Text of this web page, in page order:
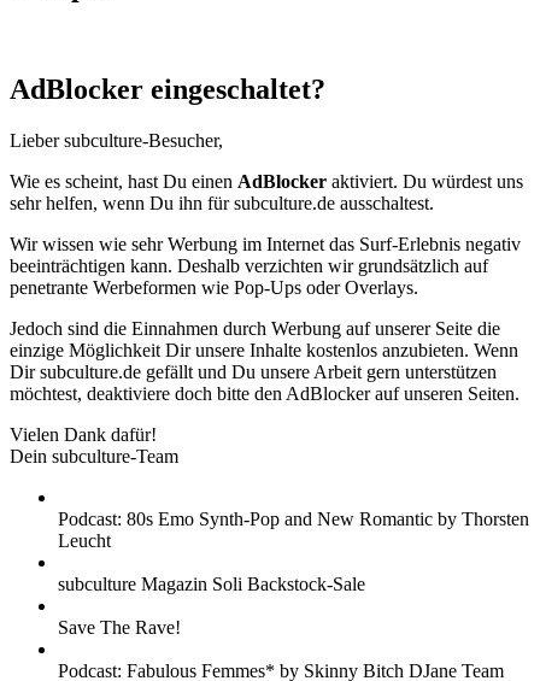
AdBlocker eingeschaltet?
Lieber subculture-Besucher,
Wie es scheint, hast Du einen AdBlocker aktiviert. Du würdest uns
sehr helfen, wenn Du ihn für subculture.de ausschaltest.
Wir wissen wie sehr Werbung im Internet das Surf-Erlebnis negativ
beeinträchtigen kann. Deshalb verzichten wir grundsätzlich auf
penetrante Werbeformen wie Pop-Ups oder Overlays.
Jedoch sind die Einnahmen durch Werbung auf unserer Seite die
einzige Möglichkeit Dir unsere Inhalte kostenlos anzubieten. Wenn
Dir subculture.de gefällt und Du unsere Arbeit gern unterstützen
möchtest, deaktiviere doch bitte den AdBlocker auf unseren Seiten.
Vielen Dank dafür!
Dein subculture-Team
Podcast: 80s Emo Synth-Pop and New Romantic by Thorsten
Leucht
subculture Magazin Soli Backstock-Sale
Save The Rave!
Podcast: Fabulous Femmes* by Skinny Bitch DJane Team